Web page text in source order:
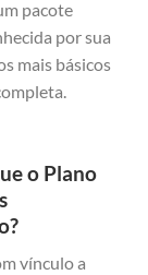
pacote
por sua
mais básicos
o Plano
vínculo a